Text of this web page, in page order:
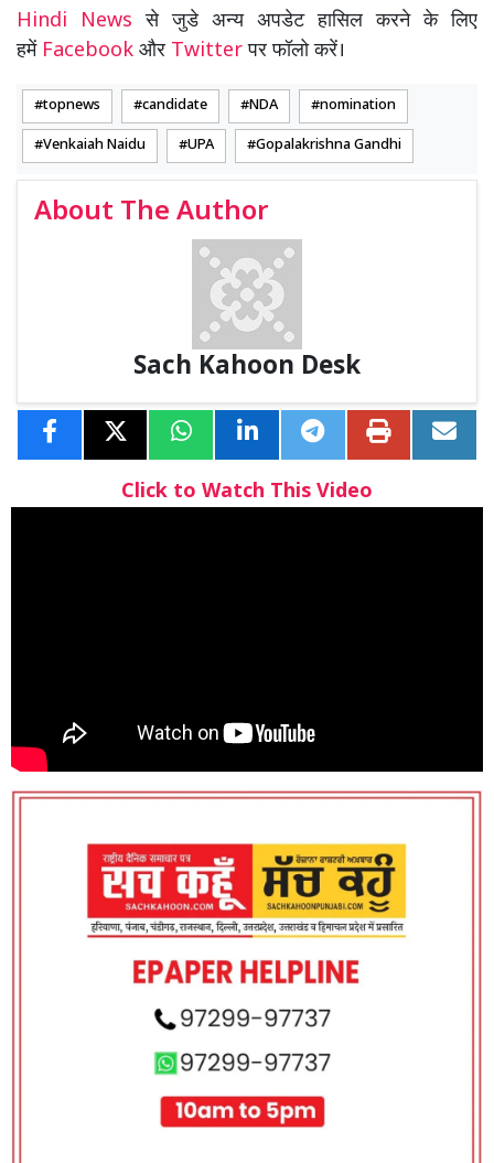
Hindi Newsसे जुडे अन्य अपडेट हासिल करने के लिए
हमें Facebook और Twitterपर फॉलो करें।
topnews candidate NDA nomination
Venkaiah Naidu UPA Gopalakrishna Gandhi
About The Author
Sach Kahoon Desk
Click to Watch This Video